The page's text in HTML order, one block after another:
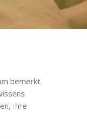
bemerkt.
Ihre